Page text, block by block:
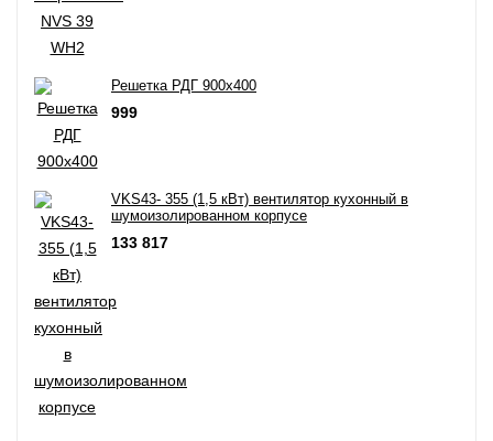
Решетка РДГ 900х400
999
VKS43- 355 (1,5 кВт) вентилятор кухонный в
шумоизолированном корпусе
133 817